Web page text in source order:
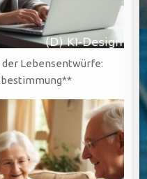
der Lebensentwürfe: